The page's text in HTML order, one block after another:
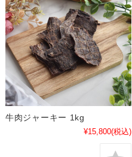
牛肉ジャーキー 1kg
¥15,800(税込)